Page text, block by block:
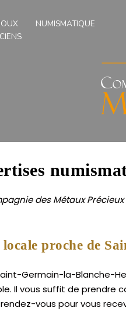
NUMISMATIQUE
des Métaux Précieux
locale proche de
Germain-la-Blanche-
Il vous suffit de prendre
vous pour vous